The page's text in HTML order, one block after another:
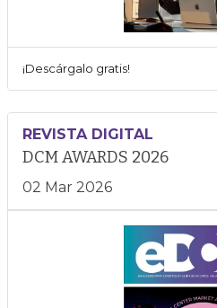
¡Descárgalo gratis!
REVISTA DIGITAL
DCM AWARDS 2026
02 Mar 2026